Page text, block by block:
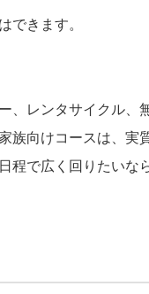
きます。
、レンタサイクル、
族向けコースは、実
程で広く回りたいな